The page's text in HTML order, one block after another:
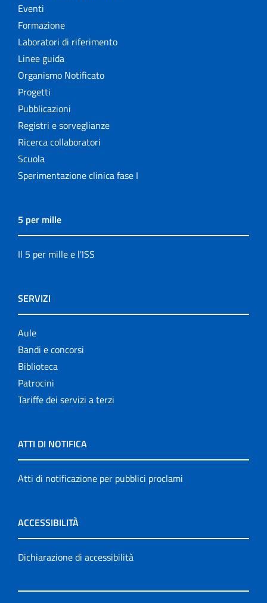
Eventi
Formazione
Laboratori di riferimento
Linee guida
Organismo Notificato
Progetti
Pubblicazioni
Registri e sorveglianze
Ricerca collaboratori
Scuola
Sperimentazione clinica fase I
5 per mille
Il 5 per mille e l'ISS
SERVIZI
Aule
Bandi e concorsi
Biblioteca
Patrocini
Tariffe dei servizi a terzi
ATTI DI NOTIFICA
Atti di notificazione per pubblici proclami
ACCESSIBILITÀ
Dichiarazione di accessibilità